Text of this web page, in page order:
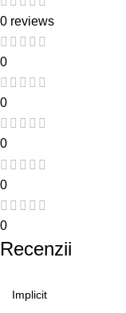
0 reviews
0
0
0
0
0
Recenzii